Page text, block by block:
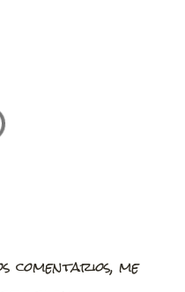
comentarios, me